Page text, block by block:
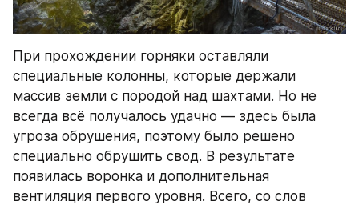
При прохождении горняки оставляли
специальные колонны, которые держали
массив земли с породой над шахтами. Но не
всегда всё получалось удачно — здесь была
угроза обрушения, поэтому было решено
специально обрушить свод. В результате
появилась воронка и дополнительная
вентиляция первого уровня. Всего, со слов